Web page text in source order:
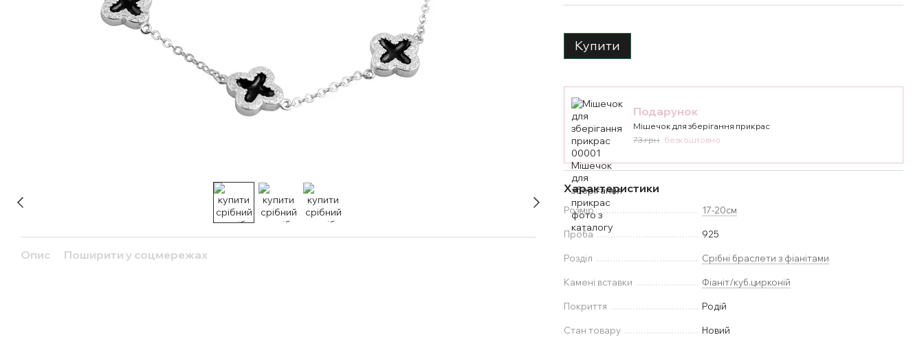
Опис Поширити у соцмережах
Купити
Подарунок
Мішечок для зберігання прикрас
73 грн безкоштовно
Характеристики
Розмір 17-20см
Проба 925
Розділ Срібні браслети з фіанітами
Камені вставки Фіаніт/куб.цирконій
Покриття Родій
Стан товару Новий